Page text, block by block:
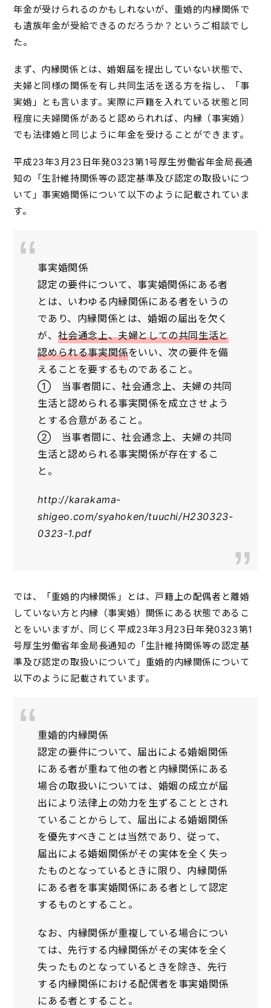
年金が受けられるのかもしれないが、重婚的内縁関係で
も遺族年金が受給できるのだろうか？というご相談でし
た。
まず、内縁関係とは、婚姻届を提出していない状態で、
夫婦と同様の関係を有し共同生活を送る方を指し、「事
実婚」とも言います。実際に戸籍を入れている状態と同
程度に夫婦関係があると認められれば、内縁（事実婚）
でも法律婚と同じように年金を受けることができます。
平成23年3月23日年発0323第1号厚生労働省年金局長通
知の「生計維持関係等の認定基準及び認定の取扱いにつ
いて」事実婚関係について以下のように記載されていま
す。
事実婚関係
認定の要件について、事実婚関係にある者
とは、いわゆる内縁関係にある者をいうの
であり、内縁関係とは、婚姻の届出を欠く
が、 社会通念上、夫婦としての共同生活と
認められる事実関係をいい、次の要件を備
えることを要するものであること。
① 当事者間に、社会通念上、夫婦の共同
生活と認められる事実関係を成立させよう
とする合意があること。
② 当事者間に、社会通念上、夫婦の共同
生活と認められる事実関係が存在するこ
と。
http://karakama-
shigeo.com/syahoken/tuuchi/H230323-
0323-1.pdf
では、「重婚的内縁関係」とは、戸籍上の配偶者と離婚
していない方と内縁（事実婚）関係にある状態であるこ
とをいいますが、同じく平成23年3月23日年発0323第1
号厚生労働省年金局長通知の「生計維持関係等の認定基
準及び認定の取扱いについて」重婚的内縁関係について
以下のように記載されています。
重婚的内縁関係
認定の要件について、届出による婚姻関係
にある者が重ねて他の者と内縁関係にある
場合の取扱いについては、婚姻の成立が届
出により法律上の効力を生ずることとされ
ていることからして、届出による婚姻関係
を優先すべきことは当然であり、従って、
届出による婚姻関係がその実体を全く失っ
たものとなっているときに限り、内縁関係
にある者を事実婚関係にある者として認定
するものとすること。
なお、内縁関係が重複している場合につい
ては、先行する内縁関係がその実体を全く
失ったものとなっているときを除き、先行
する内縁関係における配偶者を事実婚関係
にある者とすること。